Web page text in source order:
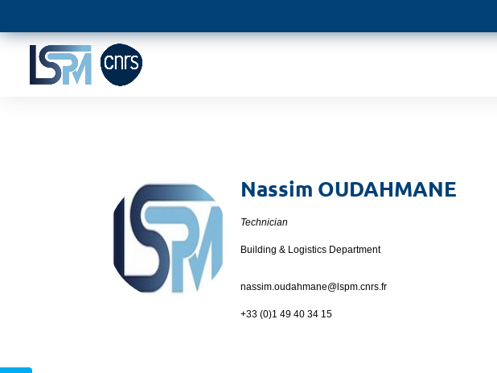
Nassim OUDAHMANE
Technician
Building & Logistics Department
nassim.oudahmane@lspm.cnrs.fr
+33 (0)1 49 40 34 15